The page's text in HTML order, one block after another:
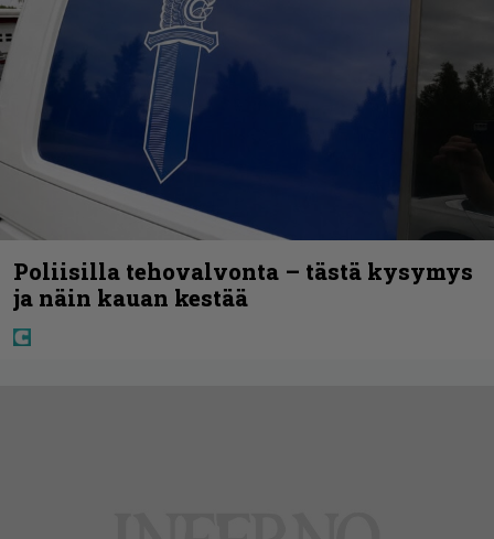
Poliisilla tehovalvonta – tästä kysymys
ja näin kauan kestää